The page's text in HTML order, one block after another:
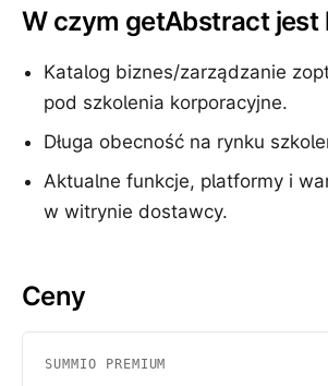
W czym getAbstract jest
Katalog biznes/zarządzanie
pod szkolenia korporacyjne.
Długa obecność na rynku
Aktualne funkcje, platformy i
w witrynie dostawcy.
Ceny
SUMMIO PREMIUM